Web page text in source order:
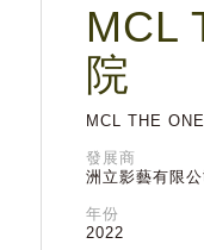
MCL
院
MCL THE
發展商
洲立影藝有限公
年份
2022